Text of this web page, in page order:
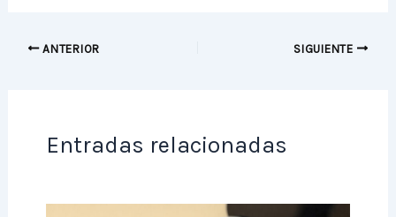
ANTERIOR SIGUIENTE
Entradas relacionadas